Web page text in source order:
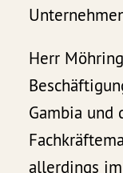
Herr
Gambia und
allerdings